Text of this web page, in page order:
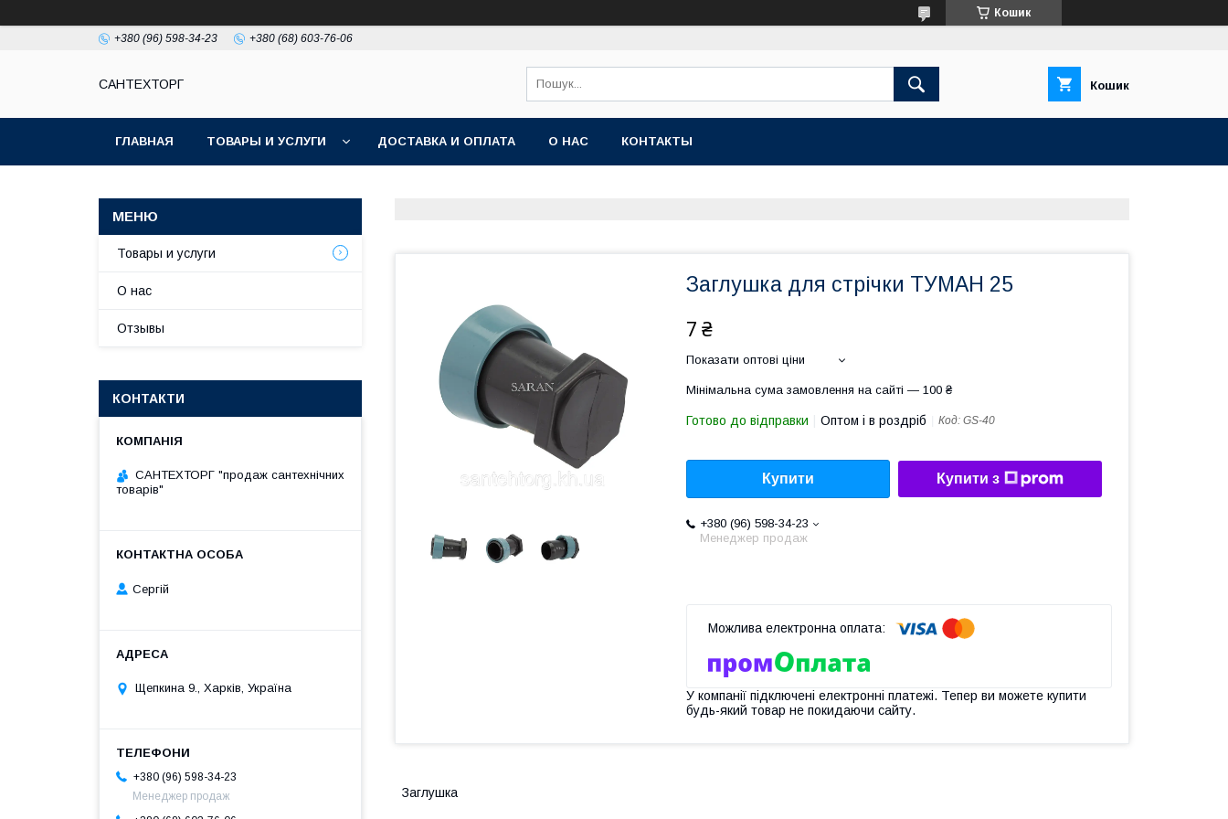
Кошик
+380 (96) 598-34-23 +380 (68) 603-76-06
САНТЕХТОРГ Кошик
ГЛАВНАЯ ТОВАРЫ И УСЛУГИ ДОСТАВКА И ОПЛАТА О НАС КОНТАКТЫ
Заглушка для стрічки ТУМАН 25
7 ₴
Показати оптові ціни
Мінімальна сума замовлення на сайті — 100 ₴
Готово до відправки Оптом і в роздріб Код: GS-40
Купити Купити з
+380 (96) 598-34-23
Менеджер продаж
У компанії підключені електронні платежі. Тепер ви можете купити
будь-який товар не покидаючи сайту.
Заглушка
Товары и услуги
О нас
Отзывы
КОНТАКТИ
САНТЕХТОРГ "продаж сантехнічних
товарів"
Сергій
Щепкина 9., Харків, Україна
+380 (96) 598-34-23
Менеджер продаж